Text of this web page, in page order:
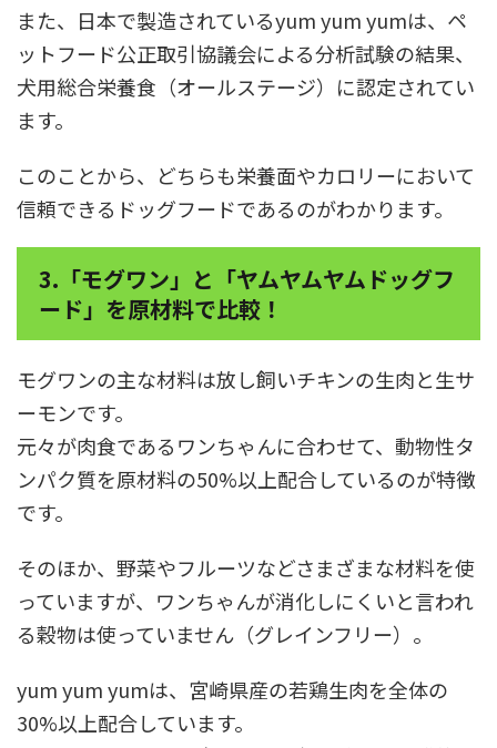
また、日本で製造されているyum yum yumは、ペ
ットフード公正取引協議会による分析試験の結果、
犬用総合栄養食（オールステージ）に認定されてい
ます。
このことから、どちらも栄養面やカロリーにおいて
信頼できるドッグフードであるのがわかります。
3.「モグワン」と「ヤムヤムヤムドッグフ
ード」を原材料で比較！
モグワンの主な材料は放し飼いチキンの生肉と生サ
ーモンです。
元々が肉食であるワンちゃんに合わせて、動物性タ
ンパク質を原材料の50%以上配合しているのが特徴
です。
そのほか、野菜やフルーツなどさまざまな材料を使
っていますが、ワンちゃんが消化しにくいと言われ
る穀物は使っていません（グレインフリー）。
yum yum yumは、宮崎県産の若鶏生肉を全体の
30%以上配合しています。